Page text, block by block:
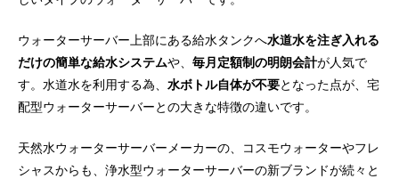
UV-LED殺菌機能搭載
毎月定額制の明朗会計
浄水フィルターは交換時期に無料で届く
除去物質数「12+11」で安心
電気代410円〜の省エネサーバー
月額3,000円で水使い放題
フィルター交換は片手で簡単
業界最小の浄水型サーバー
ウォーターサーバー上部にある給水タンクへ水道水を注ぎ入れる
だけの簡単な給水システムや、 毎月定額制の明朗会計が人気で
す。水道水を利用する為、 水ボトル自体が不要となった点が、宅
配型ウォーターサーバーとの大きな特徴の違いです。
天然水ウォーターサーバーメーカーの、コスモウォーターやフレ
シャスからも、浄水型ウォーターサーバーの新ブランドが続々と